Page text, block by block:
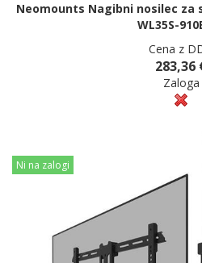
Neomounts Nagibni nosilec za
WL35S-
Cena z
283,36
Zaloga
Ni na zalogi